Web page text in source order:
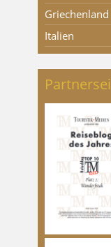
Griechenland
Italien